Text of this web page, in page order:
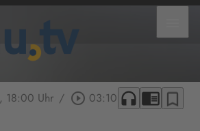
, 18:00 Uhr / play_circle_outline 03:10 headphones chrome_reader_mode bookmark_border